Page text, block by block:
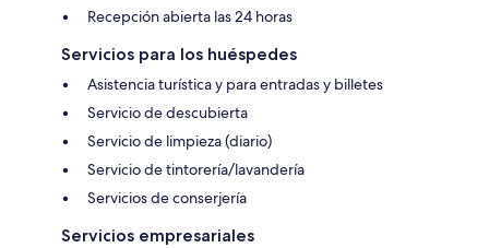
Recepción abierta las 24 horas
Servicios para los huéspedes
Asistencia turística y para entradas y billetes
Servicio de descubierta
Servicio de limpieza (diario)
Servicio de tintorería/lavandería
Servicios de conserjería
Servicios empresariales